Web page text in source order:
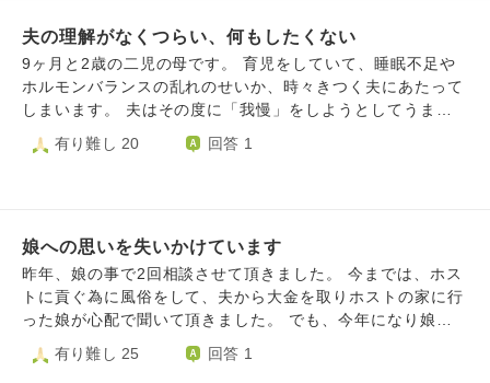
疑ってしまう自分がいます。 彼と元夫が別な人ということ
はわかってはいるのですが、どのような心持ちで向き合えば
良いかわかりません。彼は私の過去のことも知っており、不
安にさせないようにはすごく心がけてくれています。 どう
夫の理解がなくつらい、何もしたくない
9ヶ月と2歳の二児の母です。 育児をしていて、睡眠不足や
ホルモンバランスの乱れのせいか、時々きつく夫にあたって
しまいます。 夫はその度に「我慢」をしようとしてうまく
いかず、自分だって頑張ってるのにという態度をとってきま
す。 もちろん私だってわかっています。 日々感謝も伝えて
かりではいけないことは、わかっているつもりです。 でも
毎日こんなにも眠れてなくて、体調が思うように整えられな
くて、子供のことは守らないといけなくて、頭がおかしくな
りそうなんです。 寝たいのに寝れないと泣き喚いても夫は
もしたくありません。 育児放棄して3日が経ちます。 (子供
有り難し 20 回答 1
娘への思いを失いかけています
昨年、娘の事で2回相談させて頂きました。 今までは、ホス
トに貢ぐ為に風俗をして、夫から大金を取りホストの家に行
った娘が心配で聞いて頂きました。 でも、今年になり娘へ
の思いが失いかけてます。すぐにまた心配になる、と思って
いたのになりません。 今、娘に対してどの様に接していい
有り難し 25 回答 1